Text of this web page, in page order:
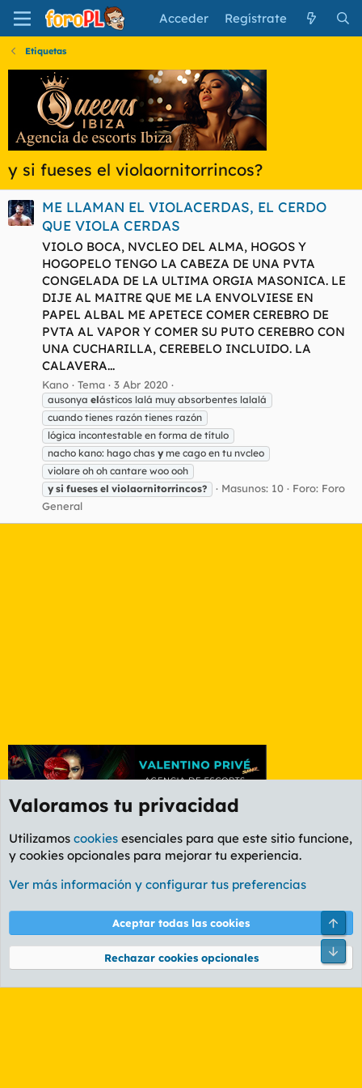
Acceder Regístrate
Etiquetas
y si fueses el violaornitorrincos?
ME LLAMAN EL VIOLACERDAS, EL CERDO
QUE VIOLA CERDAS
VIOLO BOCA, NVCLEO DEL ALMA, HOGOS Y
HOGOPELO TENGO LA CABEZA DE UNA PVTA
CONGELADA DE LA ULTIMA ORGIA MASONICA. LE
DIJE AL MAITRE QUE ME LA ENVOLVIESE EN
PAPEL ALBAL ME APETECE COMER CEREBRO DE
PVTA AL VAPOR Y COMER SU PUTO CEREBRO CON
UNA CUCHARILLA, CEREBELO INCLUIDO. LA
CALAVERA...
Kano Tema 3 Abr 2020
ausonya elásticos lalá muy absorbentes lalalá
cuando tienes razón tienes razón
lógica incontestable en forma de título
nacho kano: hago chas y me cago en tu nvcleo
violare oh oh cantare woo ooh
y si fueses el violaornitorrincos? Masunos: 10 Foro: Foro
General
Etiquetas
Cookies
PL OLDSTYLE AMARILLO
Términos y reglas Política de privacidad Ayuda
Community platform by XenForo® © 2010-2026 XenForo Ltd.
Valoramos tu privacidad
Utilizamos cookies esenciales para que este sitio funcione,
y cookies opcionales para mejorar tu experiencia.
Ver más información y configurar tus preferencias
Aceptar todas las cookies
Rechazar cookies opcionales
Pie